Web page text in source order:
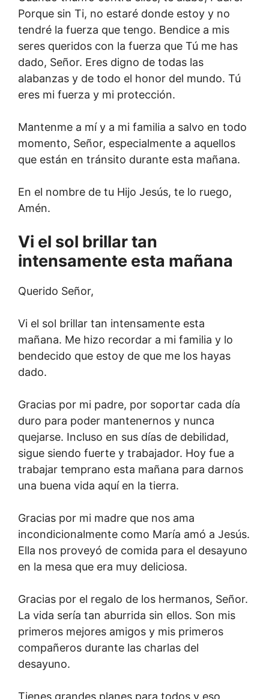
Porque sin Ti, no estaré donde estoy y no
tendré la fuerza que tengo. Bendice a mis
seres queridos con la fuerza que Tú me has
dado, Señor. Eres digno de todas las
alabanzas y de todo el honor del mundo. Tú
eres mi fuerza y mi protección.
Mantenme a mí y a mi familia a salvo en todo
momento, Señor, especialmente a aquellos
que están en tránsito durante esta mañana.
En el nombre de tu Hijo Jesús, te lo ruego,
Amén.
Vi el sol brillar tan
intensamente esta mañana
Querido Señor,
Vi el sol brillar tan intensamente esta
mañana. Me hizo recordar a mi familia y lo
bendecido que estoy de que me los hayas
dado.
Gracias por mi padre, por soportar cada día
duro para poder mantenernos y nunca
quejarse. Incluso en sus días de debilidad,
sigue siendo fuerte y trabajador. Hoy fue a
trabajar temprano esta mañana para darnos
una buena vida aquí en la tierra.
Gracias por mi madre que nos ama
incondicionalmente como María amó a Jesús.
Ella nos proveyó de comida para el desayuno
en la mesa que era muy deliciosa.
Gracias por el regalo de los hermanos, Señor.
La vida sería tan aburrida sin ellos. Son mis
primeros mejores amigos y mis primeros
compañeros durante las charlas del
desayuno.
Tienes grandes planes para todos y eso